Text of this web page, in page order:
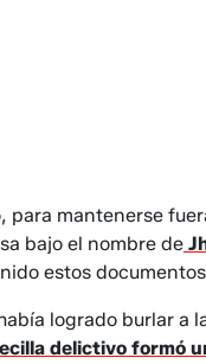
para mantenerse
bajo el nombre de
estos
logrado burlar a
delictivo formó